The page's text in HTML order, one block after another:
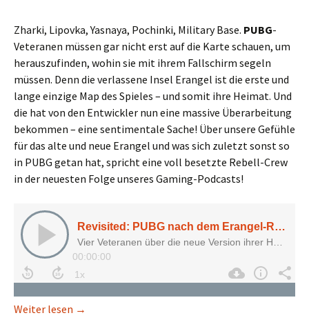
Zharki, Lipovka, Yasnaya, Pochinki, Military Base. PUBG-
Veteranen müssen gar nicht erst auf die Karte schauen, um
herauszufinden, wohin sie mit ihrem Fallschirm segeln
müssen. Denn die verlassene Insel Erangel ist die erste und
lange einzige Map des Spieles – und somit ihre Heimat. Und
die hat von den Entwickler nun eine massive Überarbeitung
bekommen – eine sentimentale Sache! Über unsere Gefühle
für das alte und neue Erangel und was sich zuletzt sonst so
in PUBG getan hat, spricht eine voll besetzte Rebell-Crew
in der neuesten Folge unseres Gaming-Podcasts!
Weiter lesen Revisited: PUBG nach dem Erangel-Remake
→